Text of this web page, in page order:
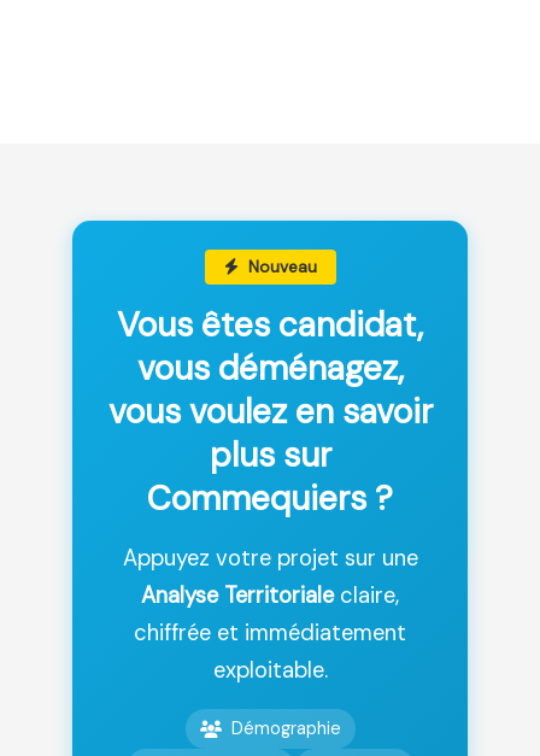
Nouveau
Vous êtes candidat,
vous déménagez,
vous voulez en savoir
plus sur
Commequiers ?
Appuyez votre projet sur une
Analyse Territorialeclaire,
chiffrée et immédiatement
exploitable.
Démographie